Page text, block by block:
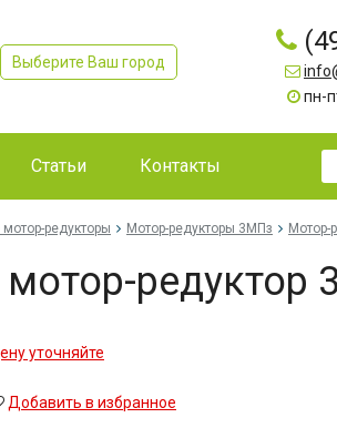
Выберите Ваш город
пн-
Статьи Контакты
редукторы Мотор-редукторы 3МПз Мотор-
редуктор
уточняйте
Добавить в избранное